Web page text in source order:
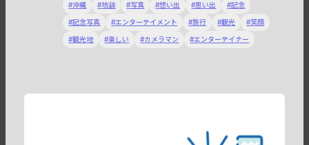
沖縄 琉装 写真 想い出 思い出 記念
記念写真 エンターテイメント 旅行 観光 笑顔
観光地 楽しい カメラマン エンターテイナー